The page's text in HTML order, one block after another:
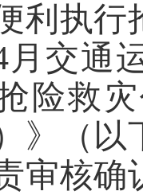
利执行
月交通
险救
》（以
审核确